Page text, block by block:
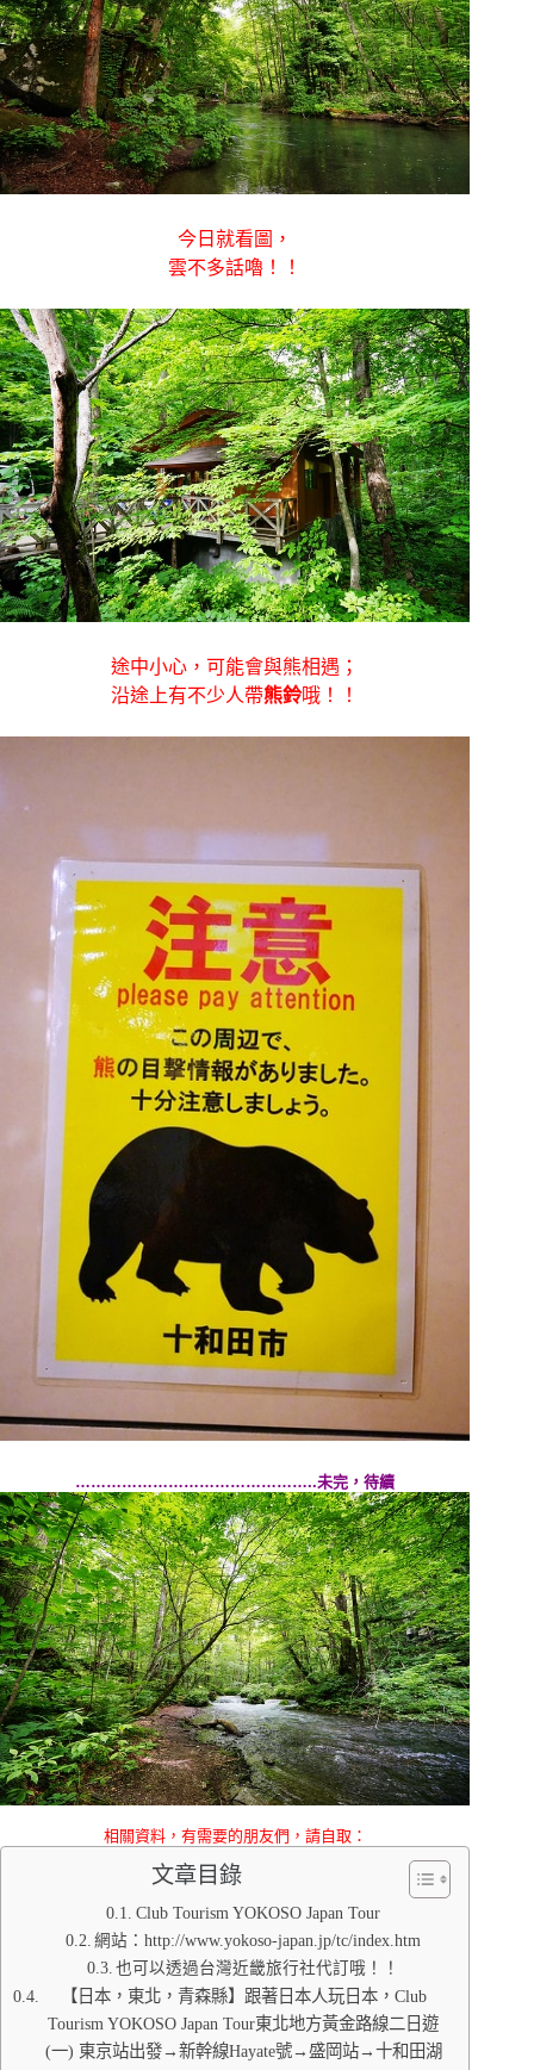
今日就看圖，
雲不多話嚕！！
途中小心，可能會與熊相遇；
沿途上有不少人帶熊鈴哦！！
………………………………………..未完，待續
相關資料，有需要的朋友們，請自取：
文章目錄
Club Tourism YOKOSO Japan Tour
網站：http://www.yokoso-japan.jp/tc/index.htm
也可以透過台灣近畿旅行社代訂哦！！
【日本，東北，青森縣】跟著日本人玩日本，Club
Tourism YOKOSO Japan Tour東北地方黃金路線二日遊
(一) 東京站出發→新幹線Hayate號→盛岡站→十和田湖